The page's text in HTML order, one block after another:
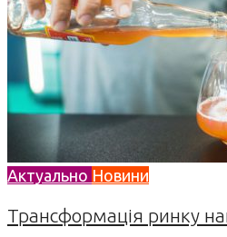
Актуально Новини
Трансформація ринку